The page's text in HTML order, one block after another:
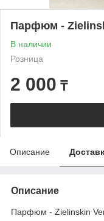
Парфюм -
В наличии
Розница
2 000 ₸
Описание
Описание
Парфюм - Zielinskin